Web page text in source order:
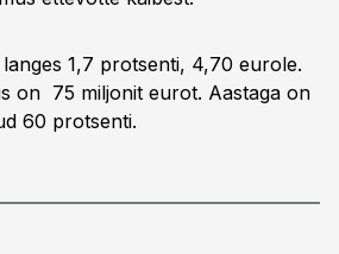
1,7 protsenti, 4,70 eurole.
on 75 miljonit eurot. Aastaga on
60 protsenti.